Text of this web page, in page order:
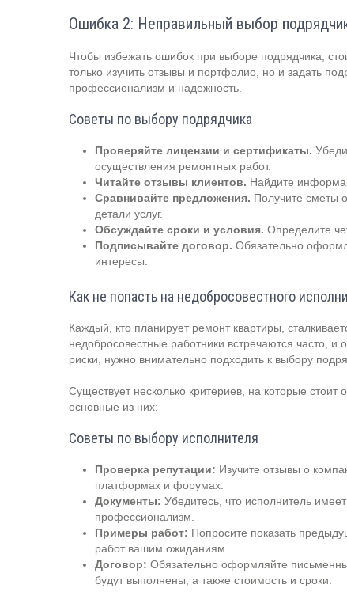
Ошибка 2: Неправильный выбор
Чтобы избежать ошибок при выборе подрядчика,
только изучить отзывы и портфолио, но и задать
профессионализм и надежность.
Советы по выбору подрядчика
Проверяйте лицензии и сертификаты.
осуществления ремонтных работ.
Читайте отзывы клиентов. Найдите
Сравнивайте предложения. Получите сметы
детали услуг.
Обсуждайте сроки и условия. Определите
Подписывайте договор. Обязательно
интересы.
Как не попасть на недобросовестного
Каждый, кто планирует ремонт квартиры,
недобросовестные работники встречаются часто,
риски, нужно внимательно подходить к выбору
Существует несколько критериев, на которые
основные из них:
Советы по выбору исполнителя
Проверка репутации: Изучите отзывы о
платформах и форумах.
Документы: Убедитесь, что исполнитель
профессионализм.
Примеры работ: Попросите показать
работ вашим ожиданиям.
Договор: Обязательно оформляйте
будут выполнены, а также стоимость и сроки.